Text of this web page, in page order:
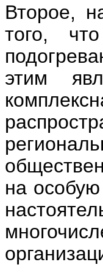
Второе,
того,
этим
на